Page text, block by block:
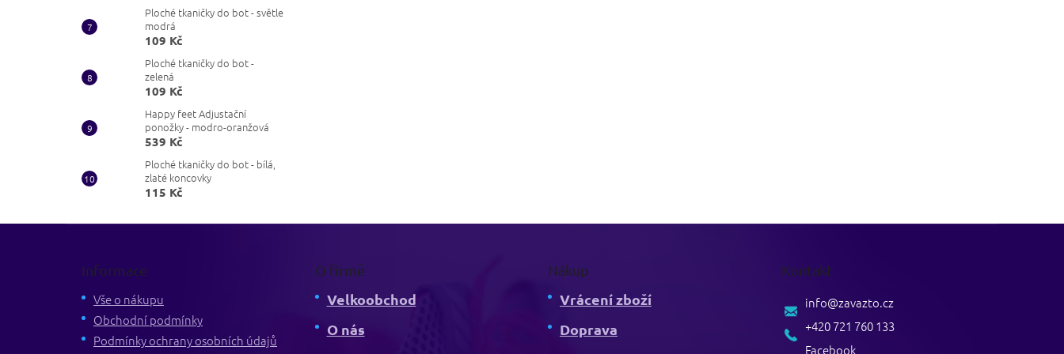
Ploché tkaničky do bot - světle
modrá
109 Kč
Ploché tkaničky do bot -
zelená
109 Kč
Happy feet Adjustační
ponožky - modro-oranžová
539 Kč
Ploché tkaničky do bot - bílá,
zlaté koncovky
115 Kč
Informace
Vše o nákupu
Obchodní podmínky
Podmínky ochrany osobních údajů
O firmě
Velkoobchod
O nás
Nákup
Vrácení zboží
Doprava
Kontakt
info@zavazto.cz
+420 721 760 133
Facebook